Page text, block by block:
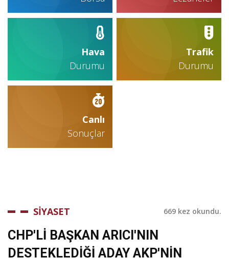
Hava
Durumu
Trafik
Durumu
Canlı
Sonuçlar
SİYASET 669 kez okundu.
CHP'Lİ BAŞKAN ARICI'NIN
DESTEKLEDİĞİ ADAY AKP'NİN